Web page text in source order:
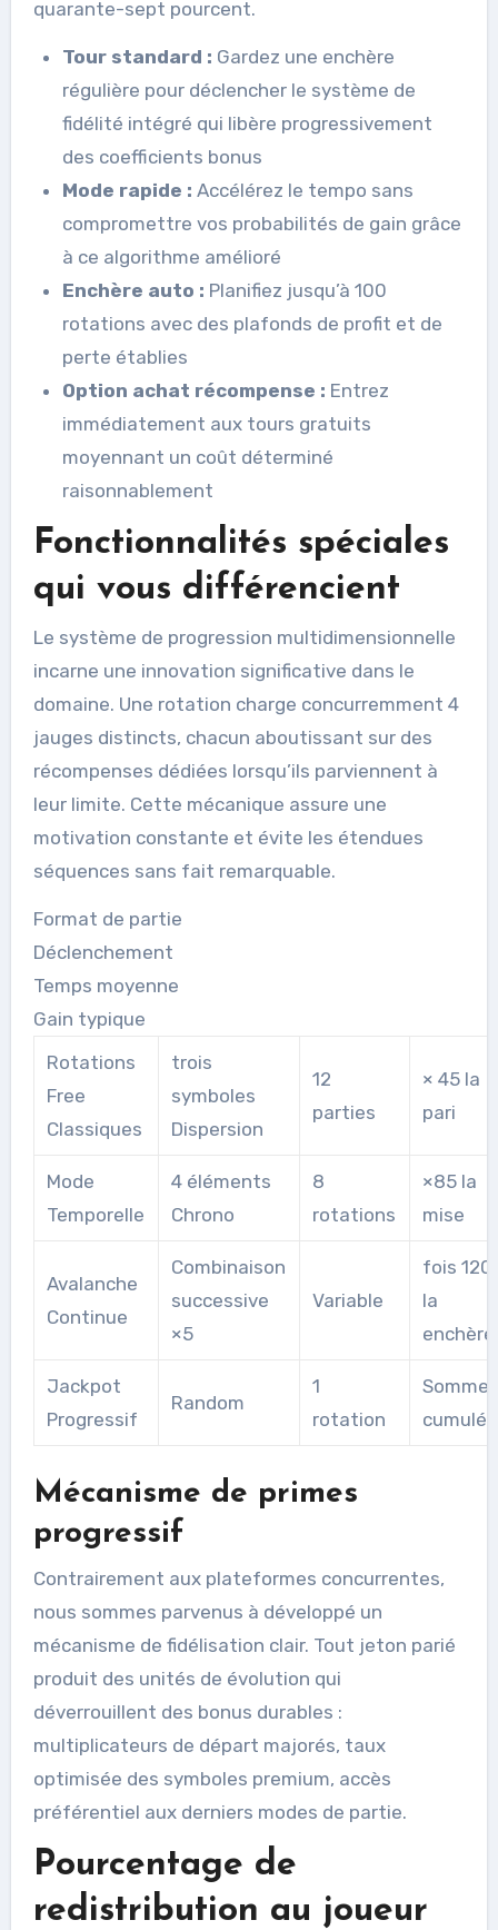
quarante-sept pourcent.
Tour standard : Gardez une enchère
régulière pour déclencher le système de
fidélité intégré qui libère progressivement
des coefficients bonus
Mode rapide : Accélérez le tempo sans
compromettre vos probabilités de gain grâce
à ce algorithme amélioré
Enchère auto : Planifiez jusqu’à 100
rotations avec des plafonds de profit et de
perte établies
Option achat récompense : Entrez
immédiatement aux tours gratuits
moyennant un coût déterminé
raisonnablement
Fonctionnalités spéciales
qui vous différencient
Le système de progression multidimensionnelle
incarne une innovation significative dans le
domaine. Une rotation charge concurremment 4
jauges distincts, chacun aboutissant sur des
récompenses dédiées lorsqu’ils parviennent à
leur limite. Cette mécanique assure une
motivation constante et évite les étendues
séquences sans fait remarquable.
Format de partie
Déclenchement
Temps moyenne
Gain typique
Rotations
Free
Classiques
trois
symboles
Dispersion
12
parties
× 45 la
pari
Mode
Temporelle
4 éléments
Chrono
8
rotations
×85 la
mise
Avalanche
Continue
Combinaison
successive
×5
Variable
fois 120
la
enchère
Jackpot
Progressif
Random
1
rotation
Somme
cumulé
Mécanisme de primes
progressif
Contrairement aux plateformes concurrentes,
nous sommes parvenus à développé un
mécanisme de fidélisation clair. Tout jeton parié
produit des unités de évolution qui
déverrouillent des bonus durables :
multiplicateurs de départ majorés, taux
optimisée des symboles premium, accès
préférentiel aux derniers modes de partie.
Pourcentage de
redistribution au joueur